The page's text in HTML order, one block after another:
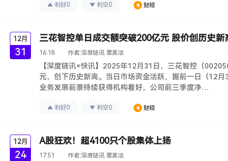
利好0 利空0 财经
12月
31
三花智控单日成交额突破200亿元 股价创历史新
16:18 作者:深度链讯 覃美洁
【深度链讯×快讯】2025年12月31日，三花智控（
元，创下历史新高。当日市场资金活跃，据前一日（12
业务发展前景持续获得机构看好，公司前三季度净…
利好0 利空0 财经
12月
24
A股狂欢！超4100只个股集体上扬
17:51 作者:深度链讯 覃美洁